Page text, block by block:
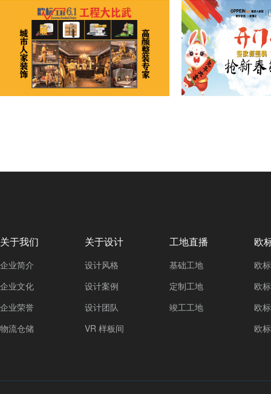
关于我们
企业简介
企业文化
企业荣誉
物流仓储
关于设计
设计风格
设计案例
设计团队
VR 样板间
工地直播
基础工地
定制工地
竣工工地
欧
欧
欧
欧
欧